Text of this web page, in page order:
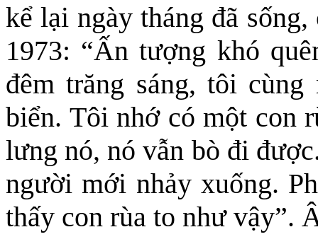
kể lại ngày tháng đã
1973: “Ấn tượng khó
đêm trăng sáng, tôi
biển. Tôi nhớ có một con
lưng nó, nó vẫn bò đi
người mới nhảy xuống.
thấy con rùa to như vậy”.